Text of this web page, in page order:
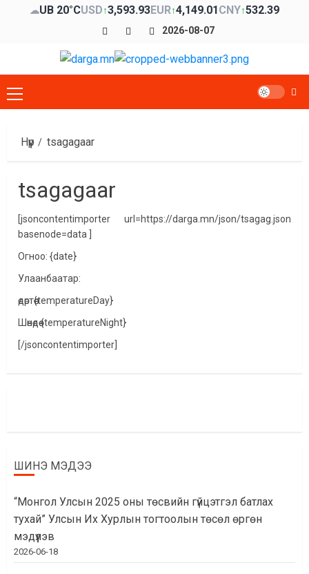
☁UB 20°CUSD↑3,593.93EUR↑4,149.01CNY↑532.39
Facebook
x Youtube
2026-08-07
Primary
Menu
Нүүр tsagagaar
tsagagaar
[jsoncontentimporter url=https://darga.mn/json/tsagag.json
basenode=data ]
Огноо: {date}
Улаанбаатар:
өдөртөө{temperatureDay}
Шөнөдөө {temperatureNight}
[/jsoncontentimporter]
ШИНЭ МЭДЭЭ
“Монгол Улсын 2025 оны төсвийн гүйцэтгэл батлах
тухай” Улсын Их Хурлын тогтоолын төсөл өргөн
мэдүүлэв
2026-06-18